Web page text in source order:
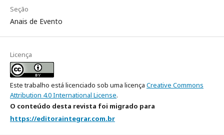
Seção
Anais de Evento
Licença
Este trabalho está licenciado sob uma licença Creative Commons
Attribution 4.0 International License.
O conteúdo desta revista foi migrado para
https://editoraintegrar.com.br